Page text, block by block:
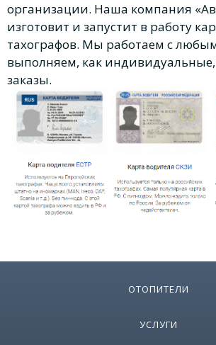
организации. Наша компания
изготовит и запустит в работу
тахографов. Мы работаем с
выполняем, как
заказы.
ОТОПИТЕЛИ
УСЛУГИ